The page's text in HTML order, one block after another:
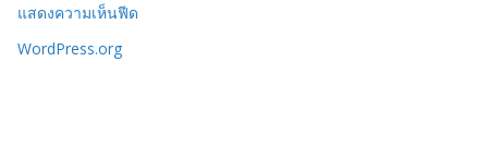
แสดงความเห็นฟีด
WordPress.org